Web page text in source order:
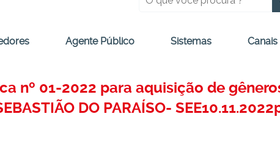
Agente Público Sistemas
nº 01-2022 para aquisição de
DO PARAÍSO-